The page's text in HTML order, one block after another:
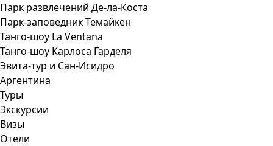
Парк развлечений Де-ла-Коста
Парк-заповедник Темайкен
Танго-шоу La Ventana
Танго-шоу Карлоса Гарделя
Эвита-тур и Сан-Исидро
Аргентина
Туры
Экскурсии
Визы
Отели